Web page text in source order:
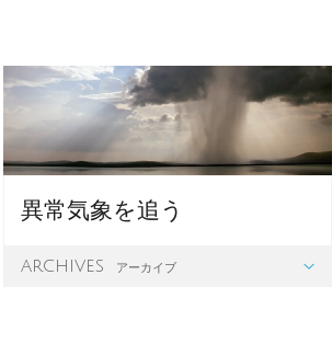
異常気象を追う
archives アーカイブ 